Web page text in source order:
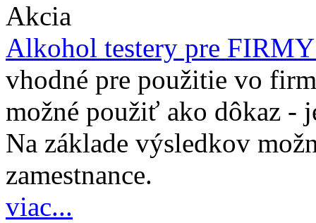
Akcia
Alkohol testery pre
vhodné pre použitie vo
možné použiť ako dôkaz -
Na základe výsledkov
zamestnance.
viac...